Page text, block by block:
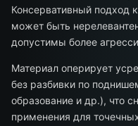
Консервативный подход
может быть
допустимы более
Материал оперирует
без разбивки по
образование и др.), что
применения для